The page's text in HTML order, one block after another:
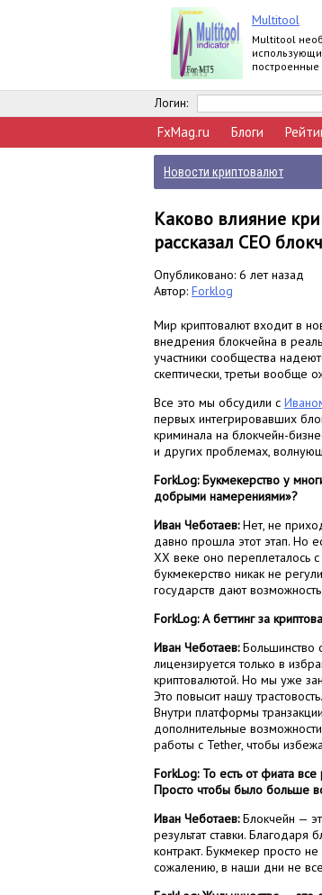
Multitool
Multitool
Логин:
FxMag.ru Блоги
Новости криптовалют
Каково влияние
рассказал СEO
Опубликовано: 6 лет назад
Автор: Forklog
Мир криптовалют входит в
внедрения блокчейна в
участники сообщества
скептически, третьи вообще
Все это мы обсудили с
первых интегрировавших
криминала на блокчейн-
и других проблемах,
ForkLog: Букмекерство у
добрыми намерениями»?
Иван Чеботаев:Нет, не
давно прошла этот этап. Но
XX веке оно переплеталось
букмекерство никак не
государств дают
ForkLog: А беттинг за
Иван Чеботаев:Большинство
лицензируется только в
криптовалютой. Но мы уже
Это повысит нашу
Внутри платформы
дополнительные
работы с Tether, чтобы
ForkLog: То есть от фиата
Просто чтобы было больше
Иван Чеботаев:Блокчейн —
результат ставки.
контракт. Букмекер просто
сожалению, в наши дни не